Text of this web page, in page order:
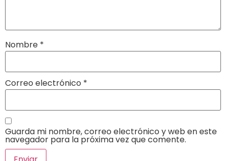
Nombre *
Correo electrónico *
Guarda mi nombre, correo electrónico y web en este
navegador para la próxima vez que comente.